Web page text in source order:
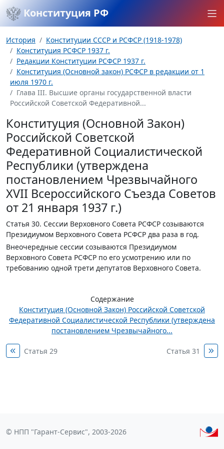
Конституция РФ
История
Конституции СССР и РСФСР (1918-1978)
Конституция РСФСР 1937 г.
Редакции Конституции РСФСР 1937 г.
Конституция (Основной закон) РСФСР в редакции от 1
июля 1970 г.
Глава III. Высшие органы государственной власти
Российской Советской Федеративной...
Конституция (Основной Закон)
Российской Советской
Федеративной Социалистической
Республики (утверждена
постановлением Чрезвычайного
XVII Всероссийского Съезда Советов
от 21 января 1937 г.)
Статья 30. Сессии Верховного Совета РСФСР созываются
Президиумом Верховного Совета РСФСР два раза в год.
Внеочередные сессии созываются Президиумом
Верховного Совета РСФСР по его усмотрению или по
требованию одной трети депутатов Верховного Совета.
Содержание
Конституция (Основной Закон) Российской Советской
Федеративной Социалистической Республики (утверждена
постановлением Чрезвычайного...
Статья 29 Статья 31
© НПП "Гарант-Сервис", 2003-2026